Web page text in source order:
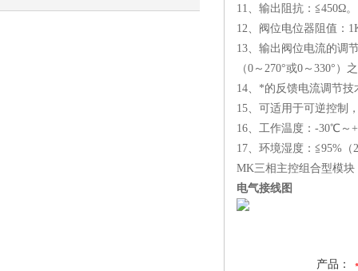
11、输出阻抗：≦450Ω。
12、阀位电位器阻值：
13、输出阀位电流的调
（0～270°或0～330°）
14、*的反馈电流调节
15、可适用于可逆控制
16、工作温度：-30℃～
17、环境湿度：≦95%
MK三相主控组合型模块
电气接线图
产品：